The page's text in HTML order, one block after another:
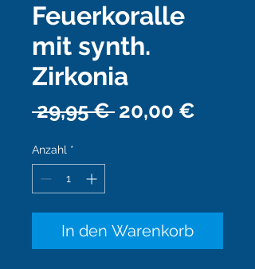
Feuerkoralle
mit synth.
Zirkonia
29,95 € Standardpreis
20,00 €
Anzahl *
In den Warenkorb